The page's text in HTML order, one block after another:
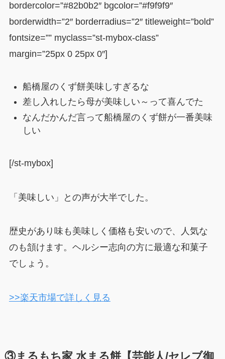
bordercolor=”#82b0b2″ bgcolor=”#f9f9f9″
borderwidth=”2″ borderradius=”2″ titleweight=”bold”
fontsize=”” myclass=”st-mybox-class”
margin=”25px 0 25px 0″]
船橋屋のくず餅美味しすぎるな
差し入れしたら母が美味しい～って喜んでた
なんだかんだ言って船橋屋のくず餅が一番美味
しい
[/st-mybox]
「美味しい」との声が大半でした。
歴史があり味も美味しく価格も安いので、人気な
のも頷けます。ヘルシー志向の方に最適な和菓子
でしょう。
>>楽天市場で詳しく見る